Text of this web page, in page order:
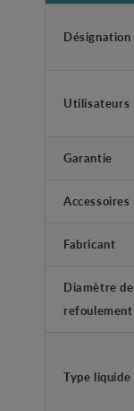
Désignation
Utilisateurs
Garantie
Accessoires
Fabricant
Diamètre de
refoulement
Type liquide